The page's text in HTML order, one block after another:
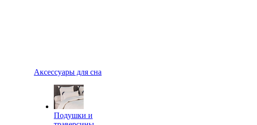
Аксессуары для сна
Подушки и